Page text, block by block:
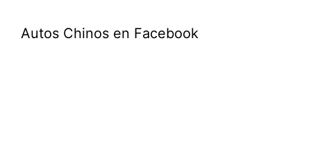
Autos Chinos en Facebook